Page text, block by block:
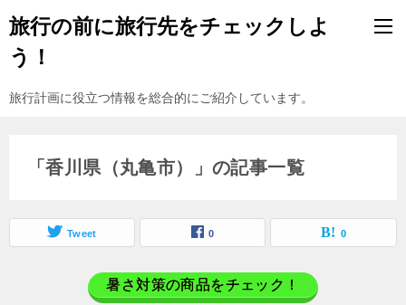
旅行の前に旅行先をチェックしよ
う！
旅行計画に役立つ情報を総合的にご紹介しています。
「香川県（丸亀市）」の記事一覧
Tweet 0 0
暑さ対策の商品をチェック！